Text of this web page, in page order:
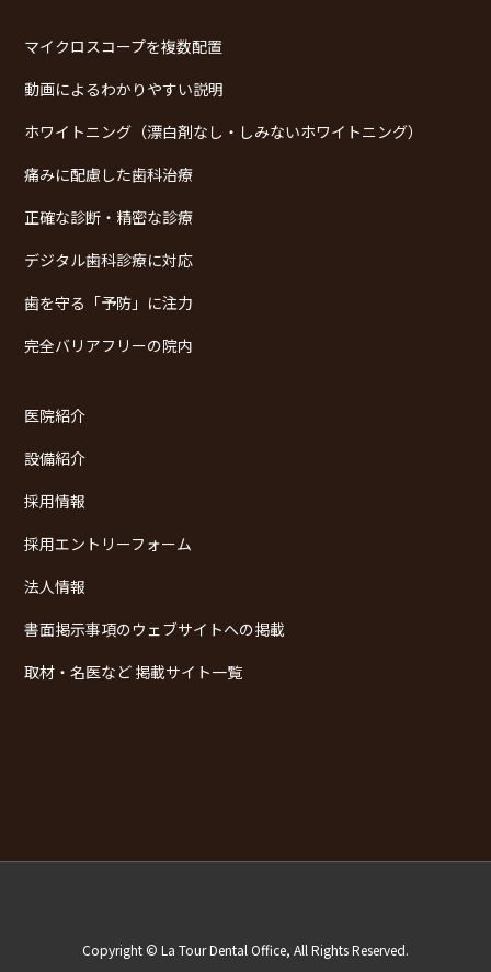
マイクロスコープを複数配置
動画によるわかりやすい説明
ホワイトニング（漂白剤なし・しみないホワイトニング）
痛みに配慮した歯科治療
正確な診断・精密な診療
デジタル歯科診療に対応
歯を守る「予防」に注力
完全バリアフリーの院内
医院紹介
設備紹介
採用情報
採用エントリーフォーム
法人情報
書面掲示事項のウェブサイトへの掲載
取材・名医など 掲載サイト一覧
Copyright © La Tour Dental Office, All Rights Reserved.